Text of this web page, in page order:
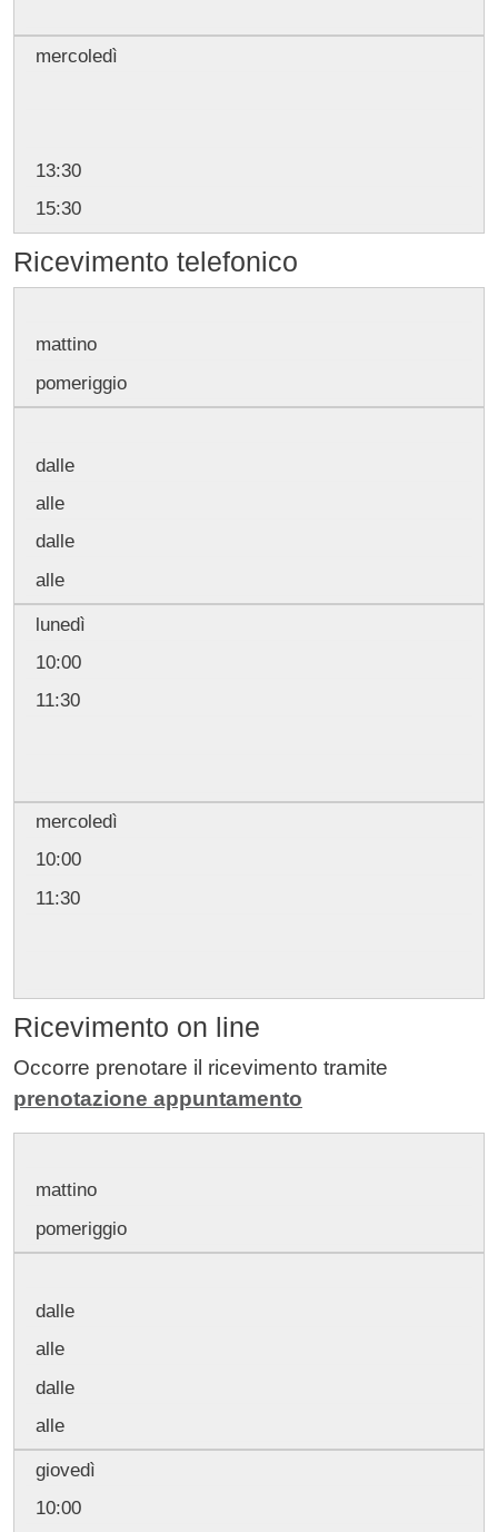
mercoledì
13:30
15:30
Ricevimento telefonico
mattino
pomeriggio
dalle
alle
dalle
alle
lunedì
10:00
11:30
mercoledì
10:00
11:30
Ricevimento on line
Occorre prenotare il ricevimento tramite
prenotazione appuntamento
mattino
pomeriggio
dalle
alle
dalle
alle
giovedì
10:00